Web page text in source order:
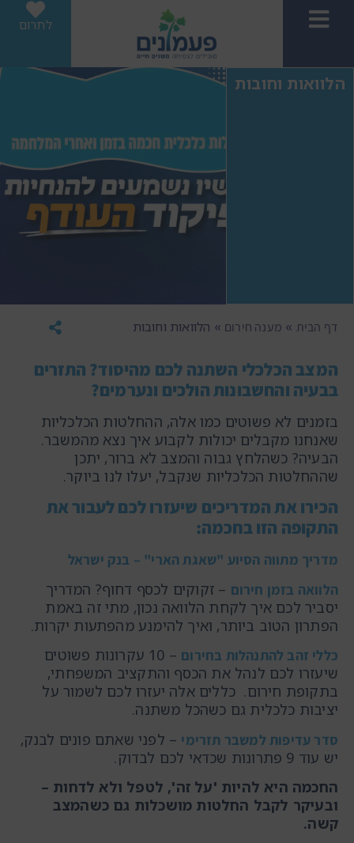
לתרום
הלוואות וחובות
דף הבית » מענה חירום » הלוואות וחובות
המצב הכלכלי השתנה לכם מהיסוד? התזרים
בבעיה והחשבונות הולכים ונערמים?
בזמנים לא פשוטים כמו אלה, ההחלטות הכלכליות
שאנחנו מקבלים יכולות לקבוע איך נצא מהמשבר.
הבעיה? כשהלחץ גבוה והמצב לא ברור, יתכן
שההחלטות הכלכליות שנקבל, יעלו לנו ביוקר.
הכירו את המדריכים שיעזרו לכם לעבור את
התקופה הזו בחכמה:
מדריך מתווה הסיוע "שאגת הארי" – בנק ישראל
הלוואה בזמן חירום – זקוקים לכסף דחוף? המדריך
יסביר לכם איך לקחת הלוואה נכון, מתי זה באמת
הפתרון הטוב ביותר, ואיך להימנע מהפתעות יקרות.
כללי זהב להתנהלות בחירום
– 10 עקרונות פשוטים
שיעזרו לכם לנהל את הכסף והתקציב המשפחתי,
בתקופת חירום. כללים אלה יעזרו לכם לשמור על
יציבות כלכלית גם כשהכל משתנה.
סדר עדיפות למשבר תזרימי – לפני שאתם פונים לבנק,
יש עוד 9 פתרונות שכדאי לכם לבדוק.
החכמה היא להיות 'על זה', לטפל ולא לדחות –
ובעיקר לקבל החלטות מושכלות גם כשהמצב
קשה.